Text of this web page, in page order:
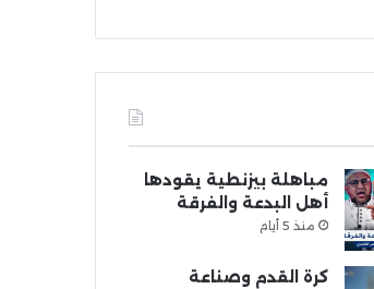
مباهلة بيزنطية يقودها
أهل البدعة والفرقة
منذ 5 أيام
كرة القدم وصناعة